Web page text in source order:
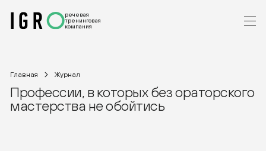
речевая
тренинговая
компания
Главная Журнал
Профессии, в которых без ораторского
мастерства не обойтись